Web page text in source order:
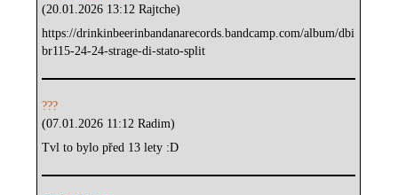
(20.01.2026 13:12 Rajtche)
https://drinkinbeerinbandanarecords.bandcamp.com/album/dbi
br115-24-24-strage-di-stato-split
???
(07.01.2026 11:12 Radim)
Tvl to bylo před 13 lety :D